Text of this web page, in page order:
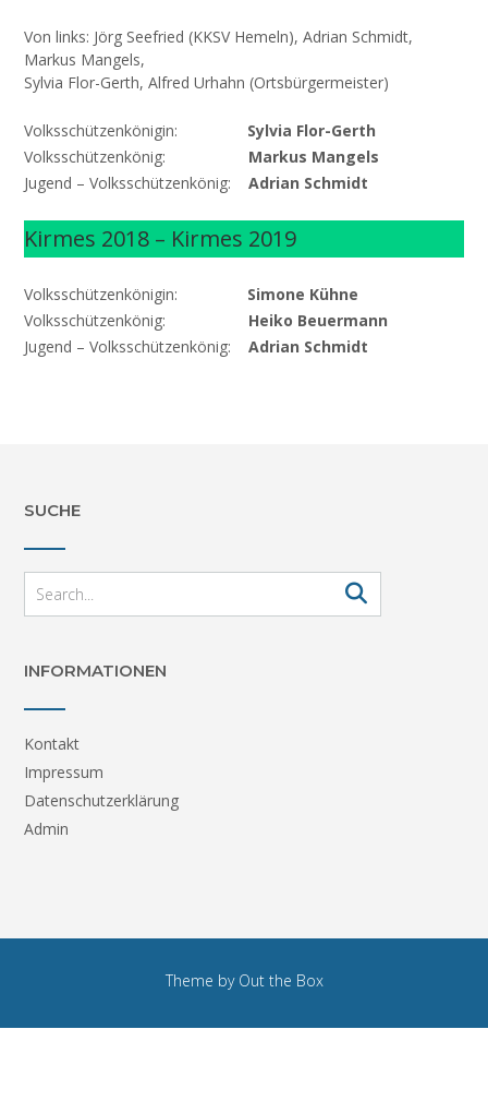
Von links: Jörg Seefried (KKSV Hemeln), Adrian Schmidt,
Markus Mangels,
Sylvia Flor-Gerth, Alfred Urhahn (Ortsbürgermeister)
Volksschützenkönigin: Sylvia Flor-Gerth
Volksschützenkönig: Markus Mangels
Jugend – Volksschützenkönig: Adrian Schmidt
Kirmes 2018 – Kirmes 2019
Volksschützenkönigin: Simone Kühne
Volksschützenkönig: Heiko Beuermann
Jugend – Volksschützenkönig: Adrian Schmidt
SUCHE
INFORMATIONEN
Kontakt
Impressum
Datenschutzerklärung
Admin
Theme by Out the Box